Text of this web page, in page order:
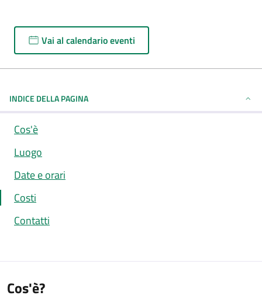
Vai al calendario eventi
INDICE DELLA PAGINA
Cos'è
Luogo
Date e orari
Costi
Contatti
Cos'è?